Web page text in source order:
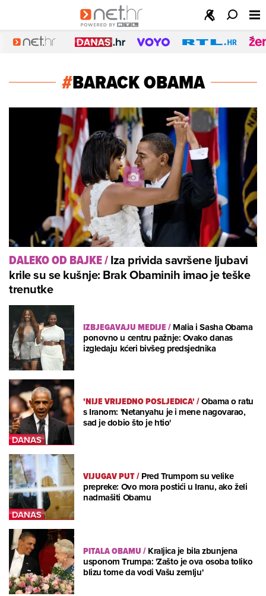
#BARACK OBAMA
DALEKO OD BAJKE/Iza privida savršene ljubavi
krile su se kušnje: Brak Obaminih imao je teške
trenutke
IZBJEGAVAJU MEDIJE/Malia i Sasha Obama
ponovno u centru pažnje: Ovako danas
izgledaju kćeri bivšeg predsjednika
'NIJE VRIJEDNO POSLJEDICA'/Obama o ratu
s Iranom: 'Netanyahu je i mene nagovarao,
sad je dobio što je htio'
VIJUGAV PUT/Pred Trumpom su velike
prepreke: Ovo mora postići u Iranu, ako želi
nadmašiti Obamu
PITALA OBAMU/Kraljica je bila zbunjena
usponom Trumpa: 'Zašto je ova osoba toliko
blizu tome da vodi Vašu zemlju'